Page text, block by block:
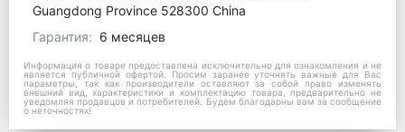
Guangdong Province 528300 China
Гарантия: 6 месяцев
Информация о товаре предоставлена исключительно для ознакомления и не
является публичной офертой. Просим заранее уточнять важные для Вас
параметры, так как производители оставляют за собой право изменять
внешний вид, характеристики и комплектацию товара, предварительно не
уведомляя продавцов и потребителей. Будем благодарны вам за сообщение
о неточностях!